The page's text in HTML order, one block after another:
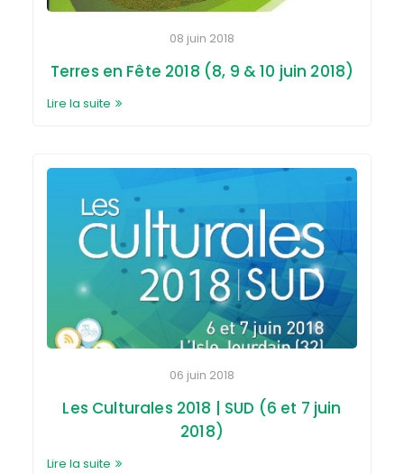
08 juin 2018
Terres en Fête 2018 (8, 9 & 10 juin 2018)
Lire la suite
06 juin 2018
Les Culturales 2018 | SUD (6 et 7 juin
2018)
Lire la suite